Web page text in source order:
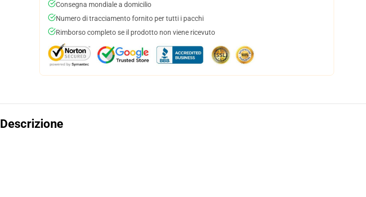
Consegna mondiale a domicilio
Numero di tracciamento fornito per tutti i pacchi
Rimborso completo se il prodotto non viene ricevuto
Descrizione